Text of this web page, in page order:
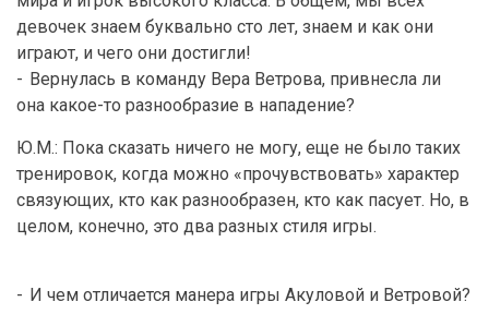
девочек знаем буквально сто лет, знаем и как они
играют, и чего они достигли!
- Вернулась в команду Вера Ветрова, привнесла ли
она какое-то разнообразие в нападение?
Ю.М.: Пока сказать ничего не могу, еще не было таких
тренировок, когда можно «прочувствовать» характер
связующих, кто как разнообразен, кто как пасует. Но, в
целом, конечно, это два разных стиля игры.
- И чем отличается манера игры Акуловой и Ветровой?